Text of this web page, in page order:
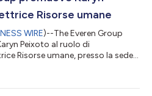
Risorse umane
WIRE)--The Everen Group
Peixoto al ruolo di
Risorse umane, presso la sede
e amministrazione, Karyn ha